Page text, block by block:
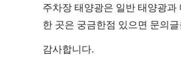
주차장 태양광은 일반 태양광
한 곳은 궁금한점 있으면 문의
감사합니다.